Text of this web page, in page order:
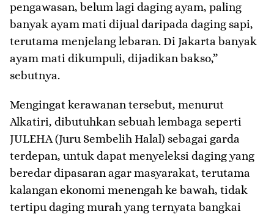
pengawasan, belum lagi daging ayam, paling
banyak ayam mati dijual daripada daging sapi,
terutama menjelang lebaran. Di Jakarta banyak
ayam mati dikumpuli, dijadikan bakso,”
sebutnya.
Mengingat kerawanan tersebut, menurut
Alkatiri, dibutuhkan sebuah lembaga seperti
JULEHA (Juru Sembelih Halal) sebagai garda
terdepan, untuk dapat menyeleksi daging yang
beredar dipasaran agar masyarakat, terutama
kalangan ekonomi menengah ke bawah, tidak
tertipu daging murah yang ternyata bangkai